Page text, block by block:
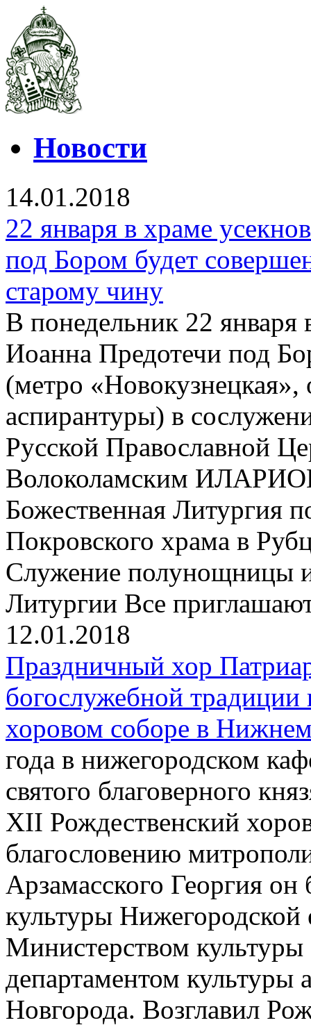
Новости
14.01.2018
22 января в храме
под Бором будет
старому чину
В понедельник 22 января
Иоанна Предотечи под
(метро
аспирантуры) в
Русской Православной
Волоколамским
Божественная Литургия
Покровского храма в
Служение полунощницы и
Литургии Все
12.01.2018
Праздничный хор
богослужебной
хоровом соборе в
года в нижегородском
святого благоверного
XII Рождественский
благословению
Арзамасского Георгия
культуры Нижегородской
Министерством
департаментом
Новгорода. Возглавил